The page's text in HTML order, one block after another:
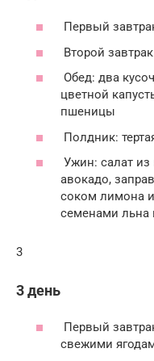
Первый
Второй
Обед: два
цветной
пшеницы
Полдник:
Ужин: салат из
авокадо,
соком лимона
семенами льна
3
3 день
Первый
свежими